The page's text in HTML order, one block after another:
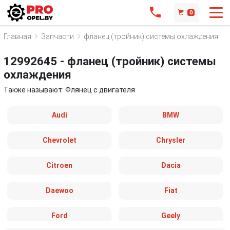
0
Главная Запчасти фланец (тройник) системы охлаждения
12992645 - фланец (тройник) системы
охлаждения
Также называют: Флянец с двигателя
Audi BMW
Chevrolet Chrysler
Citroen Dacia
Daewoo Fiat
Ford Geely